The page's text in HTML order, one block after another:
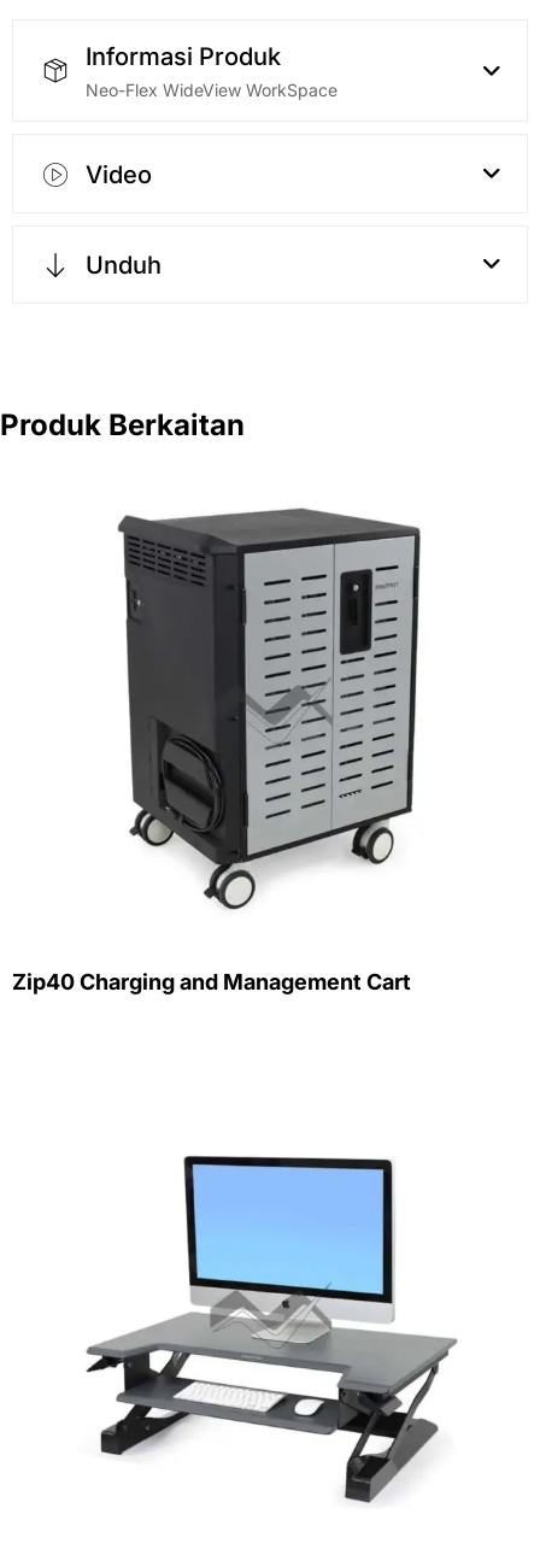
Informasi Produk
Neo-Flex WideView WorkSpace
Video
Unduh
Produk Berkaitan
Zip40 Charging and Management Cart